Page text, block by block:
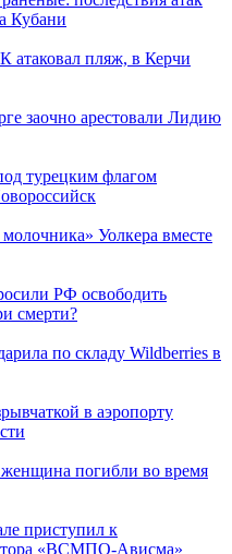
Кубани
атаковал пляж, в Керчи
заочно арестовали Лидию
турецким флагом
молочника» Уолкера вместе
РФ освободить
смерти?
по складу Wildberries в
в аэропорту
погибли во время
приступил к
«ВСМПО-Ависма»